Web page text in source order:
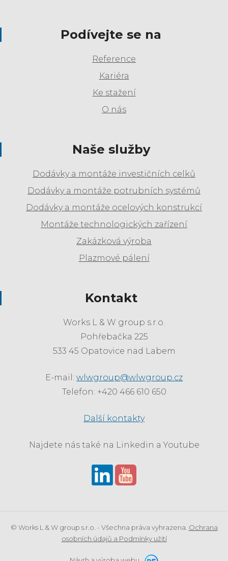
Podívejte se na
Reference
Kariéra
Ke stažení
O nás
Naše služby
Dodávky a montáže investičních celků
Dodávky a montáže potrubních systémů
Dodávky a montáže ocelových konstrukcí
Montáže technologických zařízení
Zakázková výroba
Plazmové pálení
Kontakt
Works L & W group s.r.o.
Pohřebačka 225
533 45 Opatovice nad Labem
E-mail: wlwgroup@wlwgroup.cz
Telefon: +420 466 610 650
Další kontakty
Najdete nás také na Linkedin a Youtube
© Works L & W group s.r.o. - Všechna práva vyhrazena. Ochrana
osobních údajů a Podmínky užití